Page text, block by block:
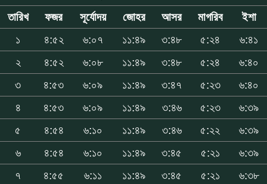
তারিখ ফজর সূর্যোদয় জোহর আসর মাগরিব
ইশা
১
৪:৫২ ৬:০৭ ১১:৪৯ ৩:৪৮ ৫:২৪
৬:৪১
২
৪:৫২ ৬:০৮ ১১:৪৯ ৩:৪৮ ৫:২৪
৬:৪০
৩
৪:৫৩ ৬:০৯ ১১:৪৯ ৩:৪৭ ৫:২৩
৬:৪০
৪
৪:৫৩ ৬:০৯ ১১:৪৯ ৩:৪৬ ৫:২৩
৬:৩৯
৫
৪:৫৪ ৬:১০ ১১:৪৯ ৩:৪৬ ৫:২২
৬:৩৯
৬
৪:৫৪ ৬:১০ ১১:৪৯ ৩:৪৫ ৫:২১
৬:৩৯
৭
৪:৫৫ ৬:১১ ১১:৪৯ ৩:৪৫ ৫:২১
৬:৩৮